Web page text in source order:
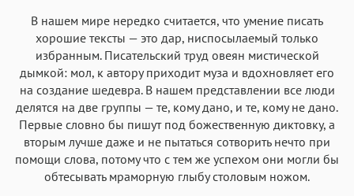
В нашем мире нередко считается, что умение писать
хорошие тексты — это дар, ниспосылаемый только
избранным. Писательский труд овеян мистической
дымкой: мол, к автору приходит муза и вдохновляет его
на создание шедевра. В нашем представлении все люди
делятся на две группы — те, кому дано, и те, кому не дано.
Первые словно бы пишут под божественную диктовку, а
вторым лучше даже и не пытаться сотворить нечто при
помощи слова, потому что с тем же успехом они могли бы
обтесывать мраморную глыбу столовым ножом.